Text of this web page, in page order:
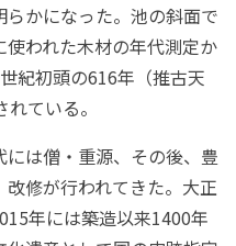
かになった。池の斜面で
われた木材の年代測定か
紀初頭の616年（推古天
ている。
は僧・重源、その後、豊
修が行われてきた。大正
年には築造以来1400年